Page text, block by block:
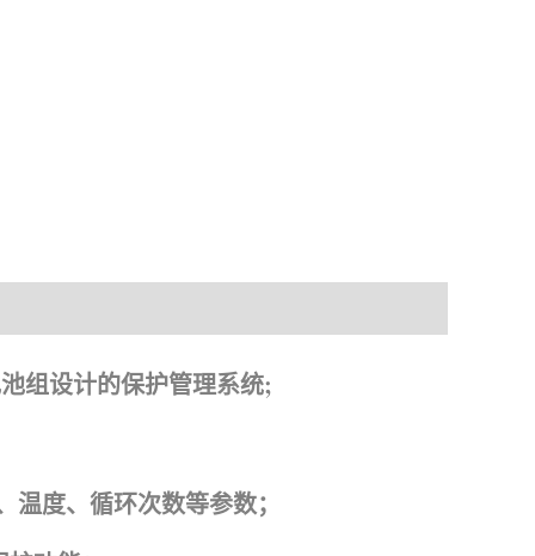
组设计的保护管理系统;
度、循环次数等参数；